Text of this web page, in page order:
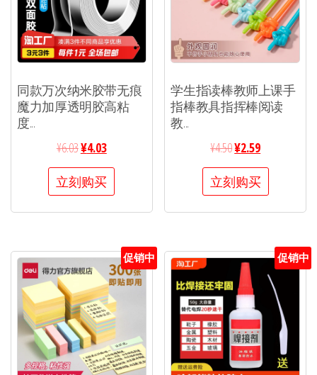
同款万次纳米胶带无痕
魔力加厚透明胶高粘
度...
¥6.03¥4.03
立刻购买
学生指读棒教师上课手
指棒教具指挥棒阅读
教...
¥4.50¥2.59
立刻购买
促销中 促销中